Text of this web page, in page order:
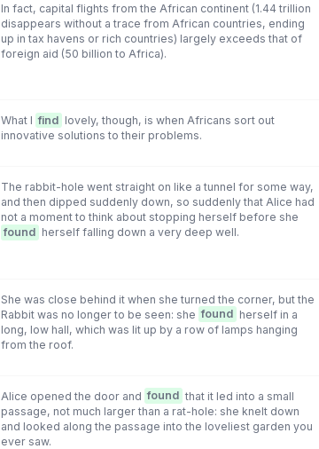
In fact, capital flights from the African continent (1.44 trillion
disappears without a trace from African countries, ending
up in tax havens or rich countries) largely exceeds that of
foreign aid (50 billion to Africa).
What I find lovely, though, is when Africans sort out
innovative solutions to their problems.
The rabbit-hole went straight on like a tunnel for some way,
and then dipped suddenly down, so suddenly that Alice had
not a moment to think about stopping herself before she
found herself falling down a very deep well.
She was close behind it when she turned the corner, but the
Rabbit was no longer to be seen: she found herself in a
long, low hall, which was lit up by a row of lamps hanging
from the roof.
Alice opened the door and found that it led into a small
passage, not much larger than a rat-hole: she knelt down
and looked along the passage into the loveliest garden you
ever saw.